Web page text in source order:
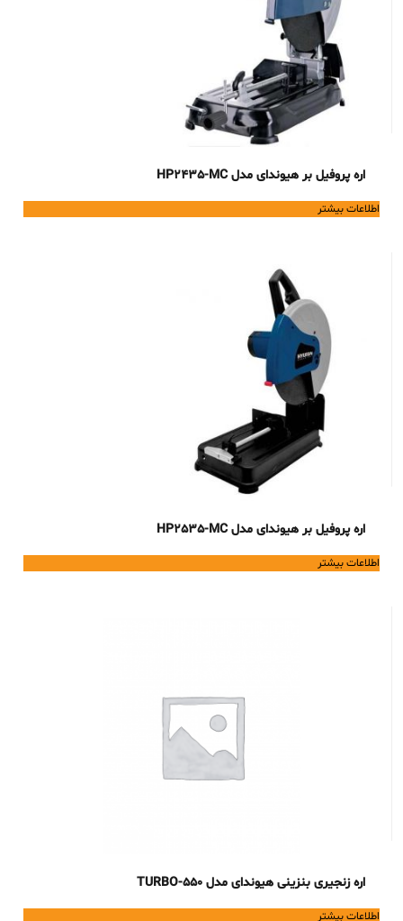
اره پروفیل بر هیوندای مدل HP2435-MC
اطلاعات بیشتر
اره پروفیل بر هیوندای مدل HP2535-MC
اطلاعات بیشتر
اره زنجیری بنزینی هیوندای مدل TURBO-550
اطلاعات بیشتر